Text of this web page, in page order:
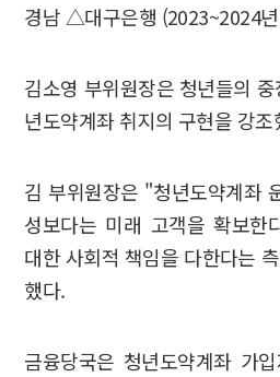
경남 △대구은행 (2023~2024
김소영 부위원장은 청년들의
년도약계좌 취지의 구현을 강조
김 부위원장은 "청년도약계좌
성보다는 미래 고객을 확보한
대한 사회적 책임을 다한다는
했다.
금융당국은 청년도약계좌 가